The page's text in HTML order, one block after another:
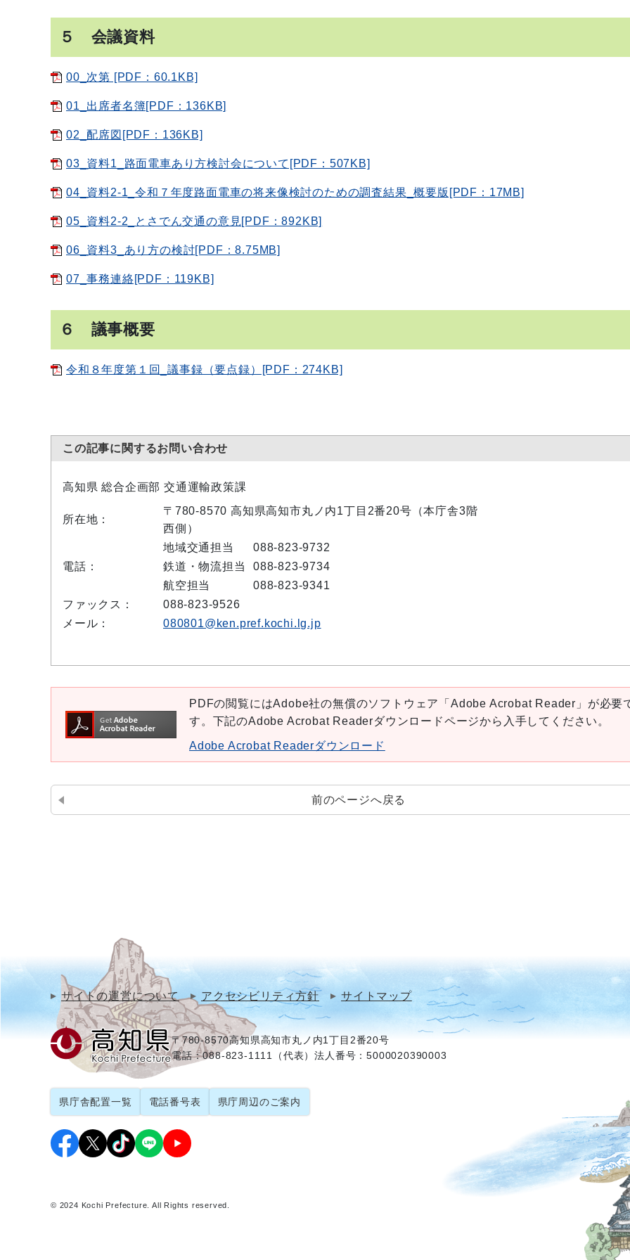
５ 会議資料
00_次第 [PDF：60.1KB]
01_出席者名簿[PDF：136KB]
02_配席図[PDF：136KB]
03_資料1_路面電車あり方検討会について[PDF：507KB]
04_資料2-1_令和７年度路面電車の将来像検討のための調査結果_概要版[PDF：17MB]
05_資料2-2_とさでん交通の意見[PDF：892KB]
06_資料3_あり方の検討[PDF：8.75MB]
07_事務連絡[PDF：119KB]
６ 議事概要
令和８年度第１回_議事録（要点録）[PDF：274KB]
この記事に関するお問い合わせ
高知県 総合企画部 交通運輸政策課
所在地：
〒780-8570 高知県高知市丸ノ内1丁目2番20号（本庁舎3階
西側）
電話：
地域交通担当
088-823-9732
鉄道・物流担当
088-823-9734
航空担当
088-823-9341
ファックス：
088-823-9526
メール：
080801@ken.pref.kochi.lg.jp
PDFの閲覧にはAdobe社の無償のソフトウェア「Adobe Acrobat Reader」が必要
す。下記のAdobe Acrobat Readerダウンロードページから入手してください。
Adobe Acrobat Readerダウンロード
前のページへ戻る
サイトの運営について アクセシビリティ方針 サイトマップ
〒780-8570高知県高知市丸ノ内1丁目2番20号
電話：088-823-1111（代表）法人番号：5000020390003
県庁舎配置一覧 電話番号表 県庁周辺のご案内
© 2024 Kochi Prefecture. All Rights reserved.